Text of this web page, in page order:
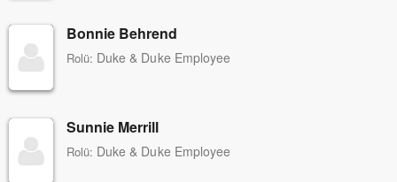
Bonnie Behrend
Rolü: Duke & Duke Employee
Sunnie Merrill
Rolü: Duke & Duke Employee